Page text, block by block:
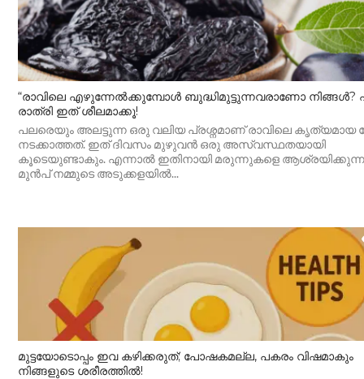
“രാവിലെ എഴുന്നേൽക്കുമ്പോൾ ബുദ്ധിമുട്ടുന്നവരാണോ നിങ്ങൾ?
രാത്രി ഇത് ശീലമാക്കൂ!
പലരെയും അലട്ടുന്ന ഒരു വലിയ പ്രശ്നമാണ് രാവിലെ
നടക്കാത്തത്. ഇത് ദിവസം മുഴുവൻ ഒരു അസ്വസ്ഥതയായി
കൂടെയുണ്ടാകും. എന്നാൽ ഇതിനായി മരുന്നുകളെ
മുൻപ് നമ്മുടെ അടുക്കളയിൽ...
മുട്ടയോടൊപ്പം ഇവ കഴിക്കരുത്; പോഷകമല്ല, പകരം വിഷമാകും
നിങ്ങളുടെ ശരീരത്തിൽ!